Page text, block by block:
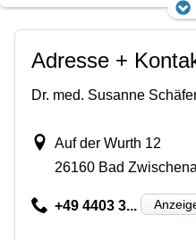
Adresse +
Dr. med. Susanne
Auf der Wurth 12
26160 Bad
+49 4403 3...